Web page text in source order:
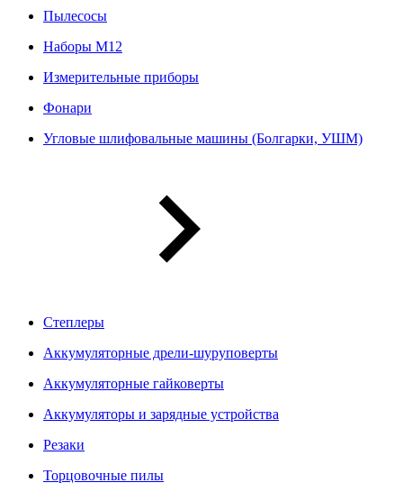
Пылесосы
Наборы М12
Измерительные приборы
Фонари
Угловые шлифовальные машины (Болгарки, УШМ)
Степлеры
Аккумуляторные дрели-шуруповерты
Аккумуляторные гайковерты
Аккумуляторы и зарядные устройства
Резаки
Торцовочные пилы